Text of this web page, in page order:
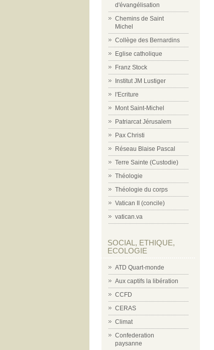
d'évangélisation
Chemins de Saint
Michel
Collège des Bernardins
Eglise catholique
Franz Stock
Institut JM Lustiger
l'Ecriture
Mont Saint-Michel
Patriarcat Jérusalem
Pax Christi
Réseau Blaise Pascal
Terre Sainte (Custodie)
Théologie
Théologie du corps
Vatican II (concile)
vatican.va
SOCIAL, ETHIQUE,
ECOLOGIE
ATD Quart-monde
Aux captifs la libération
CCFD
CERAS
Climat
Confederation
paysanne